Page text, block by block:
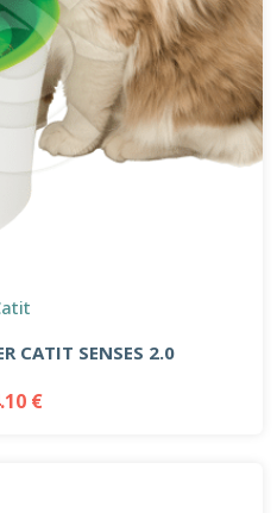
CATIT SENSES 2.0
€